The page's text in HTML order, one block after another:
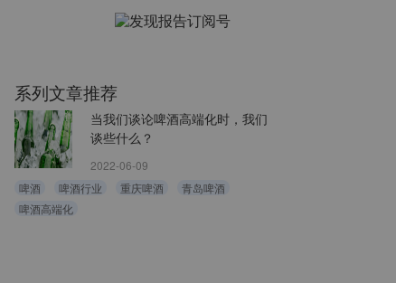
系列文章推荐
当我们谈论啤酒高端化时，我们
谈些什么？
2022-06-09
啤酒
啤酒行业 重庆啤酒
青岛啤酒
啤酒高端化